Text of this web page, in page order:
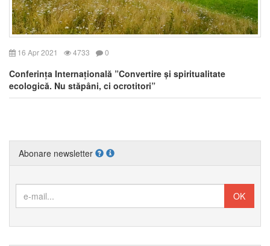
16 Apr 2021 4733 0
Conferința Internațională ”Convertire și spiritualitate
ecologică. Nu stăpâni, ci ocrotitori”
Abonare newsletter